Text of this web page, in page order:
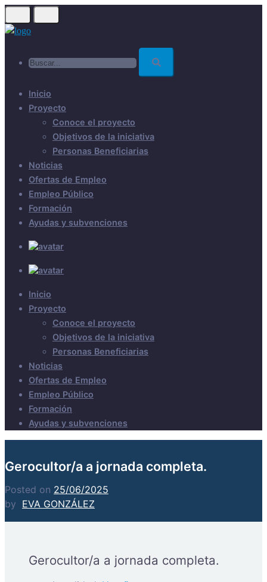
Skip
to
Inicio
Proyecto
Conoce el proyecto
Objetivos de la iniciativa
Personas Beneficiarias
Noticias
Ofertas de Empleo
Empleo Público
Formación
Ayudas y subvenciones
Inicio
Proyecto
Conoce el proyecto
Objetivos de la iniciativa
Personas Beneficiarias
Noticias
Ofertas de Empleo
Empleo Público
Formación
Ayudas y subvenciones
Gerocultor/a a jornada completa.
Posted on 25/06/2025
by EVA GONZÁLEZ
Gerocultor/a a jornada completa.